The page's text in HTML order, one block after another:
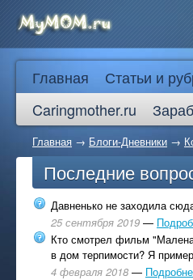
Главная Статьи и
Caringmother.ru
Главная → Блоги-Дневники →
Последние
Давненько не заходила
25 сентября 2019 —
Кто смотрел фильм
в дом терпимости? Я
4 февраля 2018 —